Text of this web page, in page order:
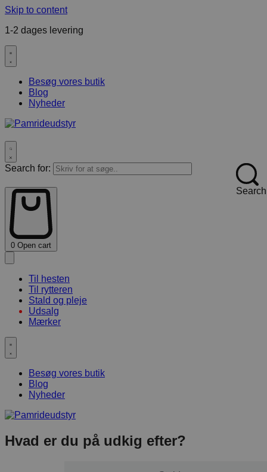
Skip to content
1-2 dages levering
Besøg vores butik
Blog
Nyheder
Search for:
Search
0 Open cart
Til hesten
Til rytteren
Stald og pleje
Udsalg
Mærker
Besøg vores butik
Blog
Nyheder
Hvad er du på udkig efter?